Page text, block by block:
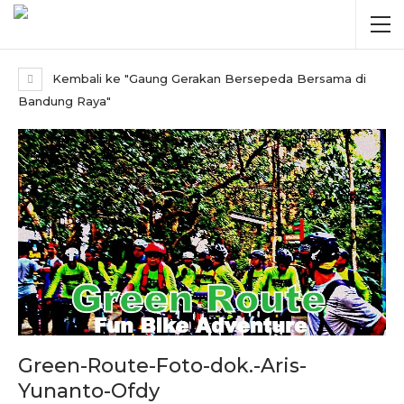
Kembali ke "Gaung Gerakan Bersepeda Bersama di
Bandung Raya"
Green-Route-Foto-dok.-Aris-
Yunanto-Ofdy